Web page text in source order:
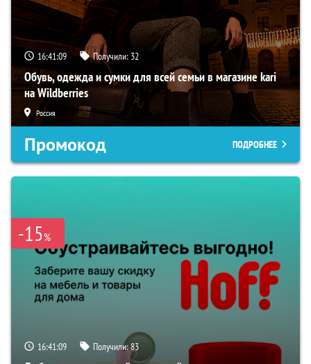
16:41:08 Получили: 32
Обувь, одежда и сумки для всей семьи в магазине kari
на Wildberries
Россия
Промокод ПОДРОБНЕЕ
-15%
16:41:08 Получили:83